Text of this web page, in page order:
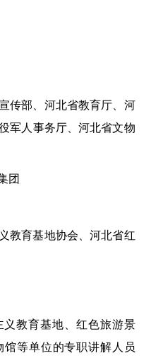
传部、河北省教育厅、河
军人事务厅、河北省文物
团
教育基地协会、河北省红
教育基地、红色旅游景
馆等单位的专职讲解人员